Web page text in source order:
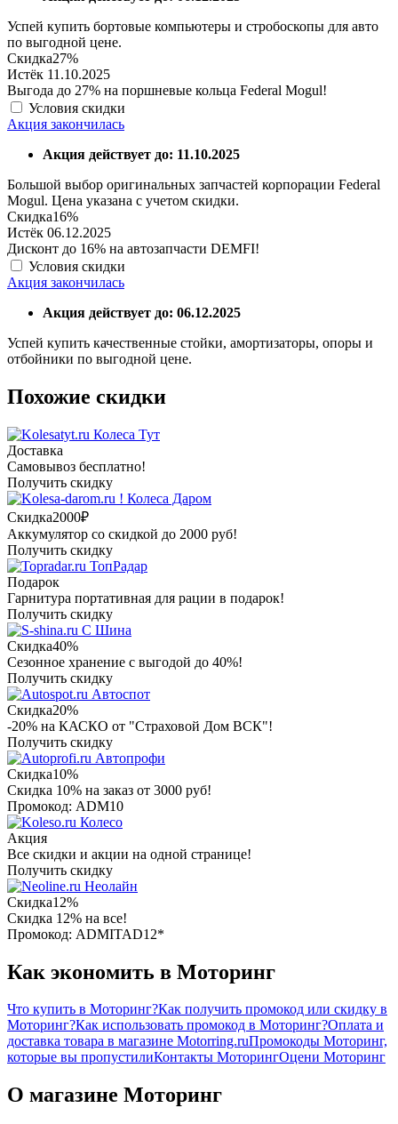
Успей купить бортовые компьютеры и стробоскопы для авто
по выгодной цене.
Скидка27%
Истёк 11.10.2025
Выгода до 27% на поршневые кольца Federal Mogul!
Условия скидки
Акция закончилась
Акция действует до: 11.10.2025
Большой выбор оригинальных запчастей корпорации Federal
Mogul. Цена указана с учетом скидки.
Скидка16%
Истёк 06.12.2025
Дисконт до 16% на автозапчасти DEMFI!
Условия скидки
Акция закончилась
Акция действует до: 06.12.2025
Успей купить качественные стойки, амортизаторы, опоры и
отбойники по выгодной цене.
Похожие скидки
Колеса Тут
Доставка
Самовывоз бесплатно!
Получить скидку
Колеса Даром
Скидка2000₽
Аккумулятор со скидкой до 2000 руб!
Получить скидку
ТопРадар
Подарок
Гарнитура портативная для рации в подарок!
Получить скидку
С Шина
Скидка40%
Сезонное хранение с выгодой до 40%!
Получить скидку
Автоспот
Скидка20%
-20% на КАСКО от "Страховой Дом ВСК"!
Получить скидку
Автопрофи
Скидка10%
Скидка 10% на заказ от 3000 руб!
Промокод: ADM10
Колесо
Акция
Все скидки и акции на одной странице!
Получить скидку
Неолайн
Скидка12%
Скидка 12% на все!
Промокод: ADMITAD12*
Как экономить в Моторинг
Что купить в Моторинг?Как получить промокод или скидку в
Моторинг?Как использовать промокод в Моторинг?Оплата и
доставка товара в магазине Motorring.ruПромокоды Моторинг,
которые вы пропустилиКонтакты МоторингОцени Моторинг
О магазине Моторинг